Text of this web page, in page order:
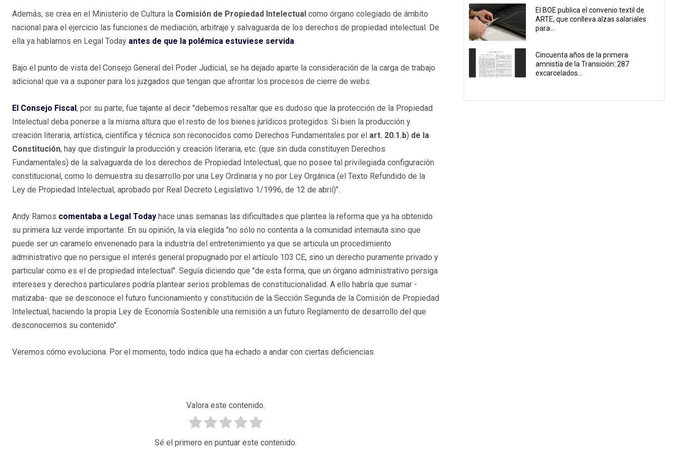
Además, se crea en el Ministerio de Cultura la Comisión de Propiedad Intelectual como órgano colegiado de ámbito
nacional para el ejercicio las funciones de mediación, arbitraje y salvaguarda de los derechos de propiedad intelectual. De
ella ya hablamos en Legal Today antes de que la polémica estuviese servida.
Bajo el punto de vista del Consejo General del Poder Judicial, se ha dejado aparte la consideración de la carga de trabajo
adicional que va a suponer para los juzgados que tengan que afrontar los procesos de cierre de webs.
El Consejo Fiscal , por su parte, fue tajante al decir "debemos resaltar que es dudoso que la protección de la Propiedad
Intelectual deba ponerse a la misma altura que el resto de los bienes jurídicos protegidos. Si bien la producción y
creación literaria, artística, científica y técnica son reconocidos como Derechos Fundamentales por el art. 20.1.b) de la
Constitución, hay que distinguir la producción y creación literaria, etc. (que sin duda constituyen Derechos
Fundamentales) de la salvaguarda de los derechos de Propiedad Intelectual, que no posee tal privilegiada configuración
constitucional, como lo demuestra su desarrollo por una Ley Ordinaria y no por Ley Orgánica (el Texto Refundido de la
Ley de Propiedad Intelectual, aprobado por Real Decreto Legislativo 1/1996, de 12 de abril)".
Andy Ramos comentaba a Legal Today hace unas semanas las dificultades que plantea la reforma que ya ha obtenido
su primera luz verde importante. En su opinión, la vía elegida "no sólo no contenta a la comunidad internauta sino que
puede ser un caramelo envenenado para la industria del entretenimiento ya que se articula un procedimiento
administrativo que no persigue el interés general propugnado por el artículo 103 CE, sino un derecho puramente privado y
particular como es el de propiedad intelectual". Seguía diciendo que "de esta forma, que un órgano administrativo persiga
intereses y derechos particulares podría plantear serios problemas de constitucionalidad. A ello habría que sumar -
matizaba- que se desconoce el futuro funcionamiento y constitución de la Sección Segunda de la Comisión de Propiedad
Intelectual, haciendo la propia Ley de Economía Sostenible una remisión a un futuro Reglamento de desarrollo del que
desconocemos su contenido".
Veremos cómo evoluciona. Por el momento, todo indica que ha echado a andar con ciertas deficiencias.
Valora este contenido.
Sé el primero en puntuar este contenido.
El BOE publica el convenio textil de
ARTE, que conlleva alzas salariales
para...
Cincuenta años de la primera
amnistía de la Transición: 287
excarcelados...